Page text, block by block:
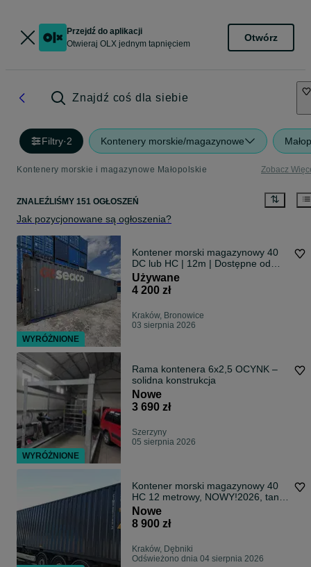
Przejdź do aplikacji
Otwieraj OLX jednym tapnięciem
Otwórz
Znajdź coś dla siebie
Filtry·2 Kontenery morskie/magazynowe
Kontenery morskie i magazynowe Małopolskie Zobacz
ZNALEŹLIŚMY 151 OGŁOSZEŃ
Jak pozycjonowane są ogłoszenia?
Kontener morski magazynowy 40
DC lub HC | 12m | Dostępne od
ręki! |
Używane
4 200 zł
Kraków, Bronowice
03 sierpnia 2026
Rama kontenera 6x2,5 OCYNK –
solidna konstrukcja
Nowe
3 690 zł
Szerzyny
05 sierpnia 2026
Kontener morski magazynowy 40
HC 12 metrowy, NOWY!2026, tani
transport
Nowe
8 900 zł
Kraków, Dębniki
Odświeżono dnia 04 sierpnia 2026
WYRÓŻNIONE
WYRÓŻNIONE